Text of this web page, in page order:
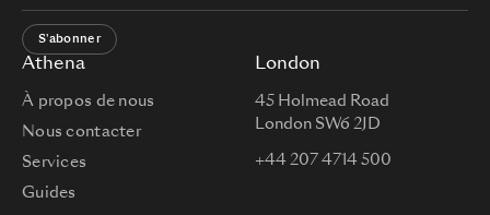
Athena
À propos de nous
Nous contacter
Services
Guides
London
45 Holmead Road
London SW6 2JD
+44 207 4714 500
S'abonner